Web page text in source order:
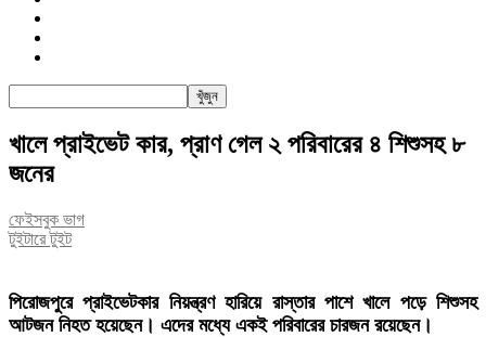
খালে প্রাইভেট কার, প্রাণ গেল ২ পরিবারের ৪ শিশুসহ ৮
জনের
ফেইসবুক ভাগ
টুইটারে টুইট
পিরোজপুরে প্রাইভেটকার নিয়ন্ত্রণ হারিয়ে রাস্তার পাশে খালে পড়ে শিশুসহ
আটজন নিহত হয়েছেন। এদের মধ্যে একই পরিবারের চারজন রয়েছেন।